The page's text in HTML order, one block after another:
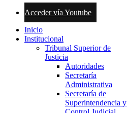
Acceder vía Youtube
Inicio
Institucional
Tribunal Superior de
Justicia
Autoridades
Secretaría
Administrativa
Secretaría de
Superintendencia y